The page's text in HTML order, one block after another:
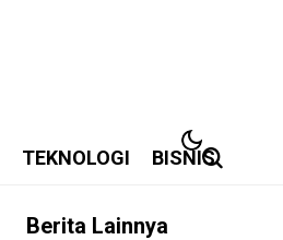
TEKNOLOGI BISNIS
Berita Lainnya